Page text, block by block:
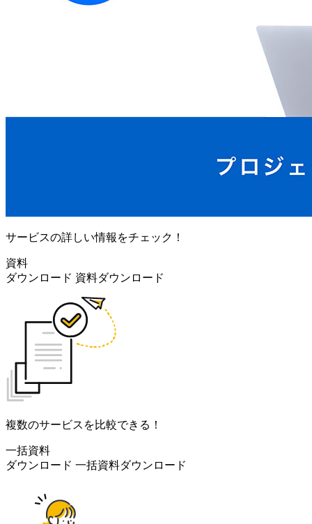
サービスの詳しい情報をチェック！
資料
ダウンロード 資料ダウンロード
複数のサービスを比較できる！
一括資料
ダウンロード 一括資料ダウンロード